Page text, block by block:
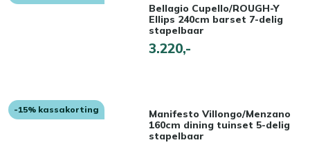
Bellagio Cupello/ROUGH-Y
Ellips 240cm barset 7-delig
stapelbaar
3.220,-
-15% kassakorting
Manifesto Villongo/Menzano
160cm dining tuinset 5-delig
stapelbaar